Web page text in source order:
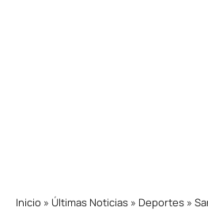
Inicio » Últimas Noticias » Deportes »